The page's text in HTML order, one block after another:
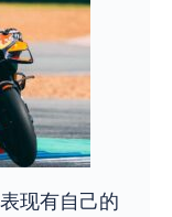
现有自己的